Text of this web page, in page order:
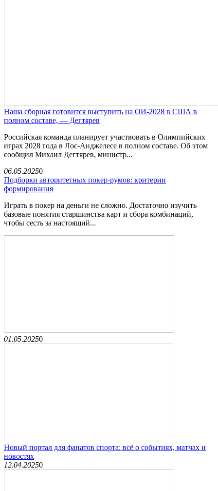
Наша сборная готовится выступить на ОИ-2028 в США в
полном составе, — Дегтярев
Российская команда планирует участвовать в Олимпийских
играх 2028 года в Лос-Анджелесе в полном составе. Об этом
сообщил Михаил Дегтярев, министр...
06.05.20250
Подборки авторитетных покер-румов: критерии
формирования
Играть в покер на деньги не сложно. Достаточно изучить
базовые понятия старшинства карт и сбора комбинаций,
чтобы сесть за настоящий...
01.05.20250
Новый портал для фанатов спорта: всё о событиях, матчах и
новостях
12.04.20250